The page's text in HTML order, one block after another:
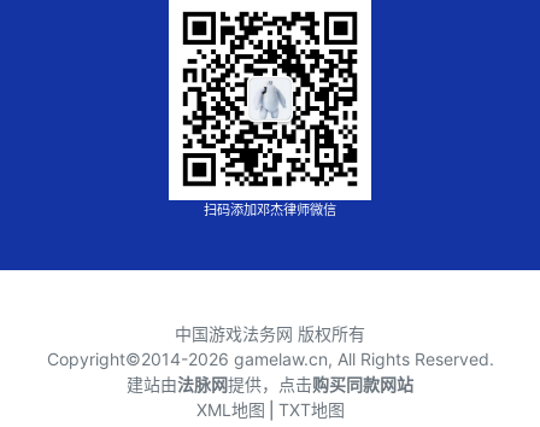
扫码添加邓杰律师微信
中国游戏法务网 版权所有
Copyright©2014-2026 gamelaw.cn, All Rights Reserved.
建站由法脉网提供，点击购买同款网站
XML地图 TXT地图